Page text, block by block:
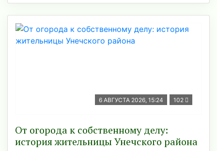
6 АВГУСТА 2026, 15:24 102
От огорода к собственному делу:
история жительницы Унечского района